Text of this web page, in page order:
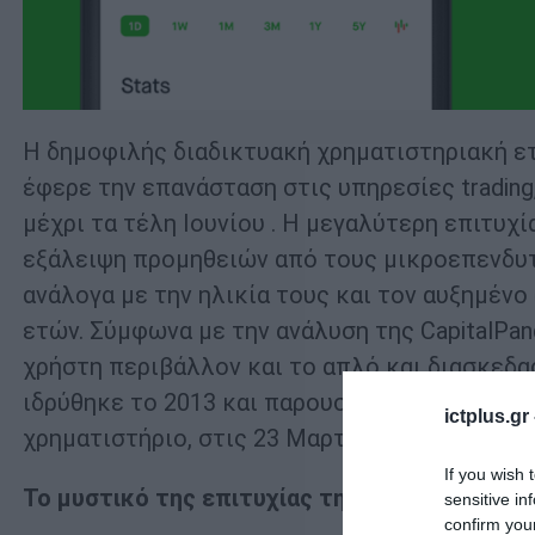
ictplus.gr
If you wish
sensitive
confirm
Η δημοφιλής διαδικτυακή χρηματιστηριακή
έφερε την επανάσταση στις υπηρεσίες
μέχρι τα τέλη Ιουνίου . Η μεγαλύτερη
εξάλειψη προμηθειών από τους
ανάλογα με την ηλικία τους και τον
ετών. Σύμφωνα με την ανάλυση της
χρήστη περιβάλλον και το απλό και
ιδρύθηκε το 2013 και παρουσιάστηκε το
χρηματιστήριο, στις 23 Μαρτίου 2021.
Το μυστικό της επιτυχίας της